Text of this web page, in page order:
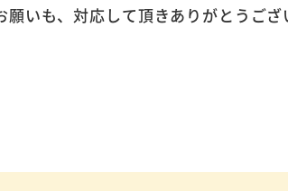
いも、対応して頂きありがとうござ